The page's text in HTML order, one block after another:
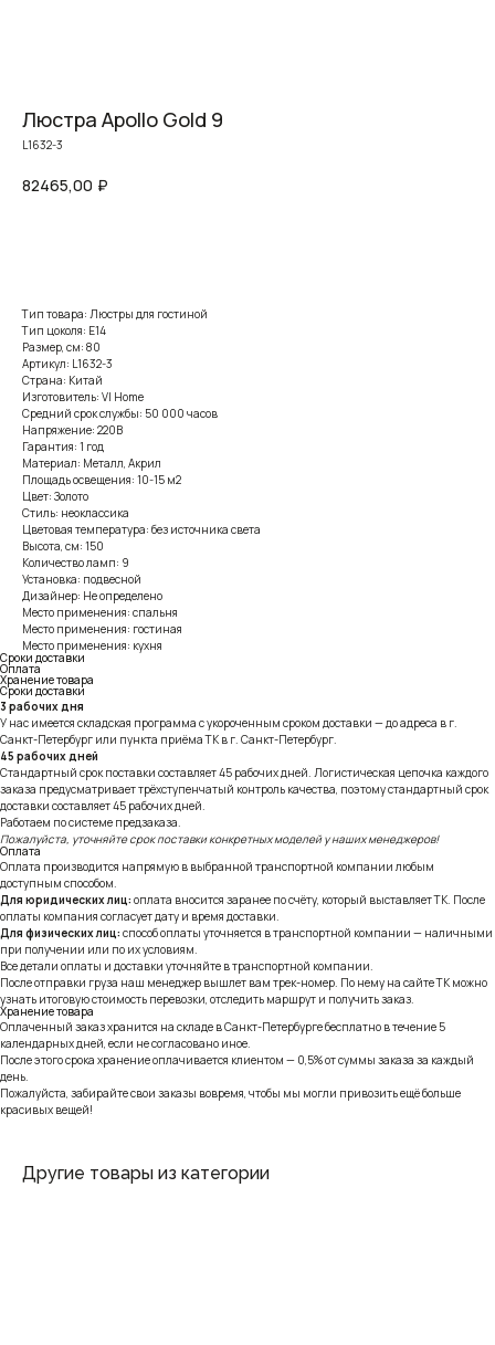
Люстра Apollo Gold 9
L1632-3
82465,00 ₽
Тип товара: Люстры для гостиной
Тип цоколя: E14
Размер, см: 80
Артикул: L1632-3
Страна: Китай
Изготовитель: VI Home
Средний срок службы: 50 000 часов
Напряжение: 220В
Гарантия: 1 год
Материал: Металл, Акрил
Площадь освещения: 10-15 м2
Цвет: Золото
Стиль: неоклассика
Цветовая температура: без источника света
Высота, см: 150
Количество ламп: 9
Установка: подвесной
Дизайнер: Не определено
Место применения: спальня
Место применения: гостиная
Место применения: кухня
Сроки доставки
Оплата
Хранение товара
Сроки доставки
3 рабочих дня
У нас имеется складская программа с укороченным сроком доставки — до адреса в г.
Санкт-Петербург или пункта приёма ТК в г. Санкт-Петербург.
45 рабочих дней
Стандартный срок поставки составляет 45 рабочих дней. Логистическая цепочка каждого
заказа предусматривает трёхступенчатый контроль качества, поэтому стандартный срок
доставки составляет 45 рабочих дней.
Работаем по системе предзаказа.
Пожалуйста, уточняйте срок поставки конкретных моделей у наших менеджеров!
Оплата
Оплата производится напрямую в выбранной транспортной компании любым
доступным способом.
Для юридических лиц: оплата вносится заранее по счёту, который выставляет ТК. После
оплаты компания согласует дату и время доставки.
Для физических лиц: способ оплаты уточняется в транспортной компании — наличными
при получении или по их условиям.
Все детали оплаты и доставки уточняйте в транспортной компании.
После отправки груза наш менеджер вышлет вам трек-номер. По нему на сайте ТК можно
узнать итоговую стоимость перевозки, отследить маршрут и получить заказ.
Хранение товара
Оплаченный заказ хранится на складе в Санкт-Петербурге бесплатно в течение 5
календарных дней, если не согласовано иное.
После этого срока хранение оплачивается клиентом — 0,5% от суммы заказа за каждый
день.
Пожалуйста, забирайте свои заказы вовремя, чтобы мы могли привозить ещё больше
красивых вещей!
Другие товары из категории